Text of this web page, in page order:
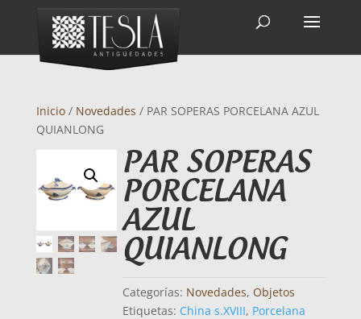
Inicio/ Novedades / PAR SOPERAS PORCELANA AZUL
QUIANLONG
PAR SOPERAS
PORCELANA
AZUL
QUIANLONG
Categorías: Novedades, Objetos
Etiquetas: China s.XVIII, Porcelana